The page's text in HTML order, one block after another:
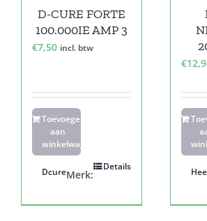
D-CURE FORTE
100.000IE AMP 3
€7,50 incl. btw
Toevoegen
aan
winkelwagen
Details
Merk:
Dcure
€